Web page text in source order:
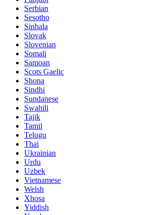
Serbian
Sesotho
Sinhala
Slovak
Slovenian
Somali
Samoan
Scots Gaelic
Shona
Sindhi
Sundanese
Swahili
Tajik
Tamil
Telugu
Thai
Ukrainian
Urdu
Uzbek
Vietnamese
Welsh
Xhosa
Yiddish